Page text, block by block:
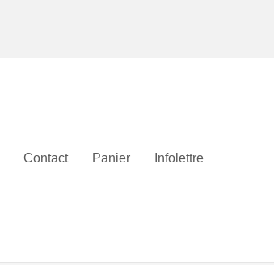
Contact Panier Infolettre